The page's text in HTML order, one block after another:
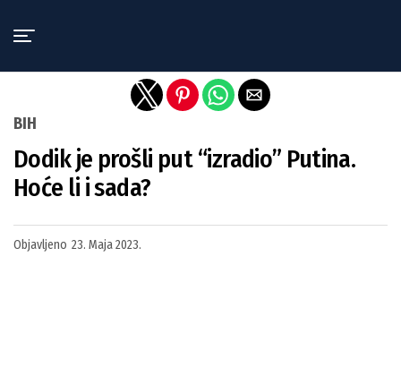
BIH
Dodik je prošli put “izradio” Putina.
Hoće li i sada?
Objavljeno 23. Maja 2023.